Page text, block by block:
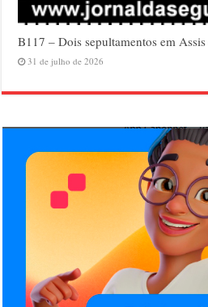
B117 – Dois sepultamentos em
31 de julho de 2026